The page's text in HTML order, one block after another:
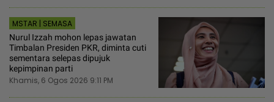
MSTAR | SEMASA
Nurul Izzah mohon lepas jawatan
Timbalan Presiden PKR, diminta cuti
sementara selepas dipujuk
kepimpinan parti
Khamis, 6 Ogos 2026 9:11 PM